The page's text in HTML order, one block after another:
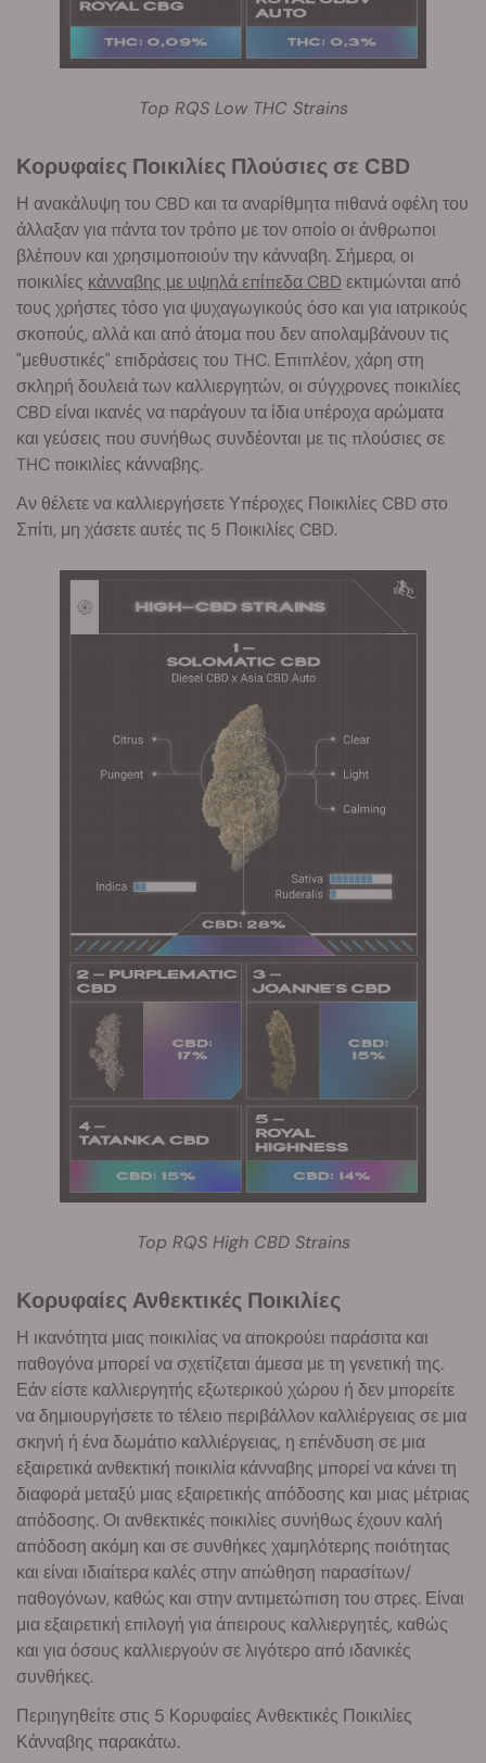
Top RQS Low THC Strains
Κορυφαίες Ποικιλίες Πλούσιες σε CBD
Η ανακάλυψη του CBD και τα αναρίθμητα πιθανά οφέλη του
άλλαξαν για πάντα τον τρόπο με τον οποίο οι άνθρωποι
βλέπουν και χρησιμοποιούν την κάνναβη. Σήμερα, οι
ποικιλίες κάνναβης με υψηλά επίπεδα CBD εκτιμώνται από
τους χρήστες τόσο για ψυχαγωγικούς όσο και για ιατρικούς
σκοπούς, αλλά και από άτομα που δεν απολαμβάνουν τις
"μεθυστικές" επιδράσεις του THC. Επιπλέον, χάρη στη
σκληρή δουλειά των καλλιεργητών, οι σύγχρονες ποικιλίες
CBD είναι ικανές να παράγουν τα ίδια υπέροχα αρώματα
και γεύσεις που συνήθως συνδέονται με τις πλούσιες σε
THC ποικιλίες κάνναβης.
Αν θέλετε να καλλιεργήσετε Υπέροχες Ποικιλίες CBD στο
Σπίτι, μη χάσετε αυτές τις 5 Ποικιλίες CBD.
Top RQS High CBD Strains
Κορυφαίες Ανθεκτικές Ποικιλίες
Η ικανότητα μιας ποικιλίας να αποκρούει παράσιτα και
παθογόνα μπορεί να σχετίζεται άμεσα με τη γενετική της.
Εάν είστε καλλιεργητής εξωτερικού χώρου ή δεν μπορείτε
να δημιουργήσετε το τέλειο περιβάλλον καλλιέργειας σε μια
σκηνή ή ένα δωμάτιο καλλιέργειας, η επένδυση σε μια
εξαιρετικά ανθεκτική ποικιλία κάνναβης μπορεί να κάνει τη
διαφορά μεταξύ μιας εξαιρετικής απόδοσης και μιας μέτριας
απόδοσης. Οι ανθεκτικές ποικιλίες συνήθως έχουν καλή
απόδοση ακόμη και σε συνθήκες χαμηλότερης ποιότητας
και είναι ιδιαίτερα καλές στην απώθηση παρασίτων/
παθογόνων, καθώς και στην αντιμετώπιση του στρες. Είναι
μια εξαιρετική επιλογή για άπειρους καλλιεργητές, καθώς
και για όσους καλλιεργούν σε λιγότερο από ιδανικές
συνθήκες.
Περιηγηθείτε στις 5 Κορυφαίες Ανθεκτικές Ποικιλίες
Κάνναβης παρακάτω.